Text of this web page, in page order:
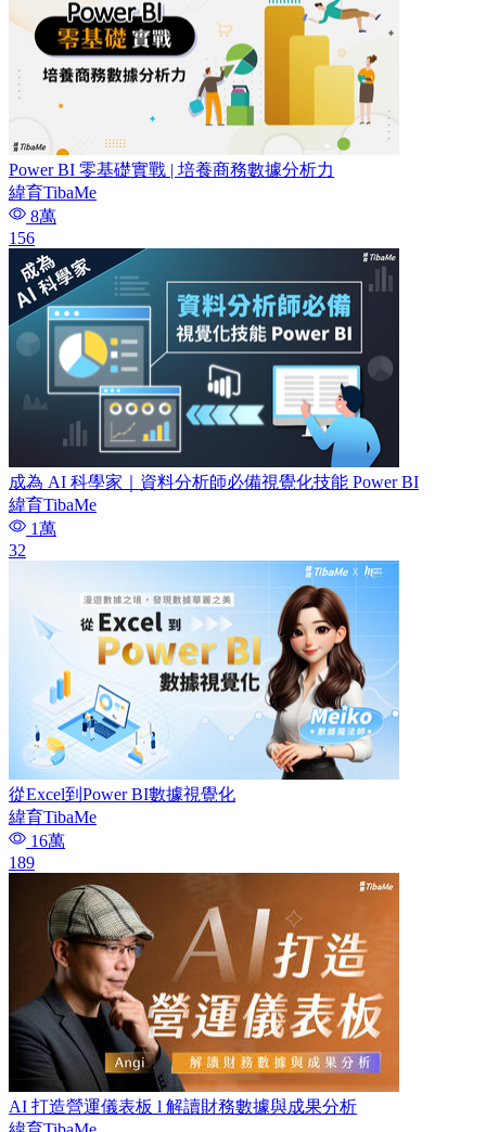
Power BI 零基礎實戰 | 培養商務數據分析力
緯育TibaMe
8萬
156
成為 AI 科學家｜資料分析師必備視覺化技能 Power BI
緯育TibaMe
1萬
32
從Excel到Power BI數據視覺化
緯育TibaMe
16萬
189
AI 打造營運儀表板 l 解讀財務數據與成果分析